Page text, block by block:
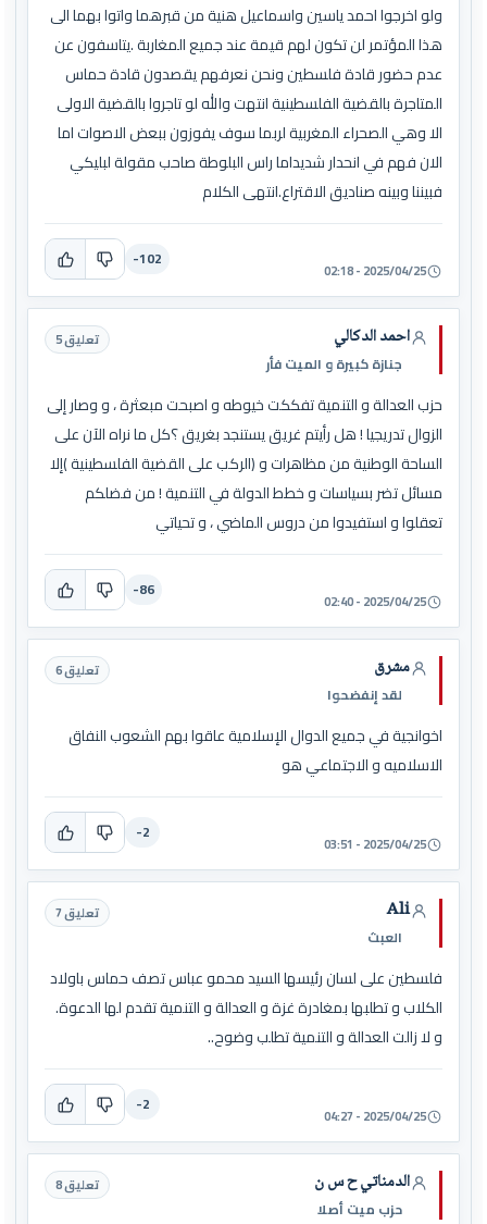
ولو اخرجوا احمد ياسين واسماعيل هنية من قبرهما واتوا بهما الى
هذا المؤتمر لن تكون لهم قيمة عند جميع المغاربة .يتاسفون عن
عدم حضور قادة فلسطين ونحن نعرفهم يقصدون قادة حماس
المتاجرة بالقضية الفلسطينية انتهت والله لو تاجروا بالقضية الاولى
الا وهي الصحراء المغربية لربما سوف يفوزون ببعض الاصوات اما
الان فهم في انحدار شديداما راس البلوطة صاحب مقولة لبليكي
فبيننا وبينه صناديق الاقتراع.انتهى الكلام
2025/04/25 - 02:18
-102
احمد الدكالي
جنازة كبيرة و الميت فأر
تعليق 5
حزب العدالة و التنمية تفككت خيوطه و اصبحت مبعثرة ، و وصار إلى
الزوال تدريجيا ! هل رأيتم غريق يستنجد بغريق ؟كل ما نراه الآن على
الساحة الوطنية من مظاهرات و (الركب على القضية الفلسطينية )إلا
مسائل تضر بسياسات و خطط الدولة في التنمية ! من فضلكم
تعقلوا و استفيدوا من دروس الماضي ، و تحياتي
2025/04/25 - 02:40
-86
مشرق
لقد إنفضحوا
تعليق 6
اخوانجية في جميع الدوال الإسلامية عاقوا بهم الشعوب النفاق
الاسلاميه و الاجتماعي هو
2025/04/25 - 03:51
-2
Ali
العبث
تعليق 7
فلسطين على لسان رئيسها السيد محمو عباس تصف حماس باولاد
الكلاب و تطلبها بمغادرة غزة و العدالة و التنمية تقدم لها الدعوة.
و لا زالت العدالة و التنمية تطلب وضوح..
2025/04/25 - 04:27
-2
الدمناتي ح س ن
حزب ميت أصلا
تعليق 8